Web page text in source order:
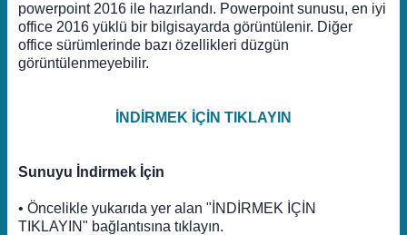
powerpoint 2016 ile hazırlandı. Powerpoint sunusu, en iyi
office 2016 yüklü bir bilgisayarda görüntülenir. Diğer
office sürümlerinde bazı özellikleri düzgün
görüntülenmeyebilir.
İNDİRMEK İÇİN TIKLAYIN
Sunuyu İndirmek İçin
• Öncelikle yukarıda yer alan "İNDİRMEK İÇİN
TIKLAYIN" bağlantısına tıklayın.